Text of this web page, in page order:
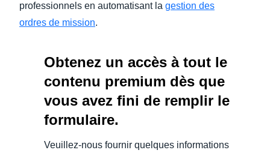
professionnels en automatisant la gestion des
ordres de mission.
Obtenez un accès à tout le
contenu premium dès que
vous avez fini de remplir le
formulaire.
Veuillez-nous fournir quelques informations